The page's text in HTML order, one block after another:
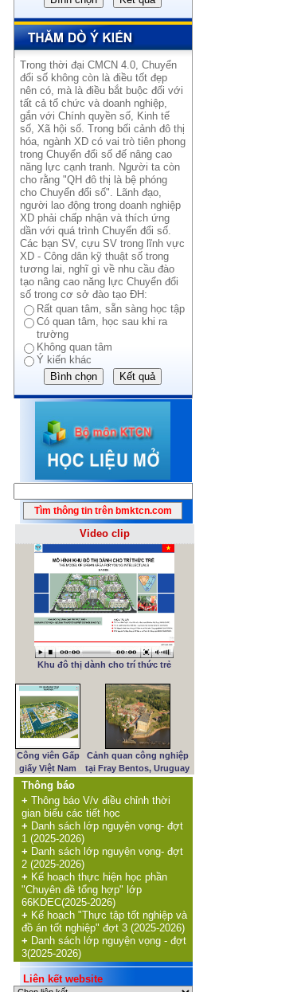
Trong thời đại CMCN 4.0, Chuyển
đổi số không còn là điều tốt đẹp
nên có, mà là điều bắt buộc đối với
tất cả tổ chức và doanh nghiệp,
gắn với Chính quyền số, Kinh tế
số, Xã hội số. Trong bối cảnh đô thị
hóa, ngành XD có vai trò tiên phong
trong Chuyển đổi số đế nâng cao
năng lực cạnh tranh. Người ta còn
cho rằng "QH đô thị là bệ phóng
cho Chuyển đổi số". Lãnh đạo,
người lao động trong doanh nghiệp
XD phải chấp nhận và thích ứng
dần với quá trình Chuyển đổi số.
Các bạn SV, cựu SV trong lĩnh vực
XD - Công dân kỹ thuật số trong
tương lai, nghĩ gì về nhu cầu đào
tạo nâng cao năng lực Chuyển đổi
số trong cơ sở đào tạo ĐH:
Rất quan tâm, sẵn sàng học tập
Có quan tâm, học sau khi ra
trường
Không quan tâm
Ý kiến khác
Video clip
Khu đô thị dành cho trí thức trẻ
Công viên Gấp
giấy Việt Nam
Cảnh quan công nghiệp
tại Fray Bentos, Uruguay
Thông báo
+ Thông báo V/v điều chỉnh thời
gian biểu các tiết học
+ Danh sách lớp nguyện vọng- đợt
1 (2025-2026)
+ Danh sách lớp nguyện vọng- đợt
2 (2025-2026)
+ Kế hoạch thực hiện học phần
"Chuyên đề tổng hợp" lớp
66KDEC(2025-2026)
+ Kế hoạch "Thực tập tốt nghiệp và
đồ án tốt nghiệp" đợt 3 (2025-2026)
+ Danh sách lớp nguyện vọng - đợt
3(2025-2026)
Liên kết website